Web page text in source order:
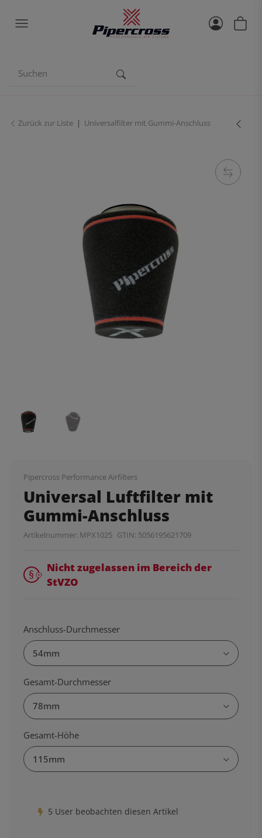
Zurück zur Liste Universalfilter mit Gummi-Anschluss
Pipercross Performance Airfilters
Universal Luftfilter mit
Gummi-Anschluss
Artikelnummer: MPX1025 GTIN: 5056195621709
Nicht zugelassen im Bereich der
StVZO
Anschluss-Durchmesser
54mm
Gesamt-Durchmesser
78mm
Gesamt-Höhe
115mm
5 User beobachten diesen Artikel